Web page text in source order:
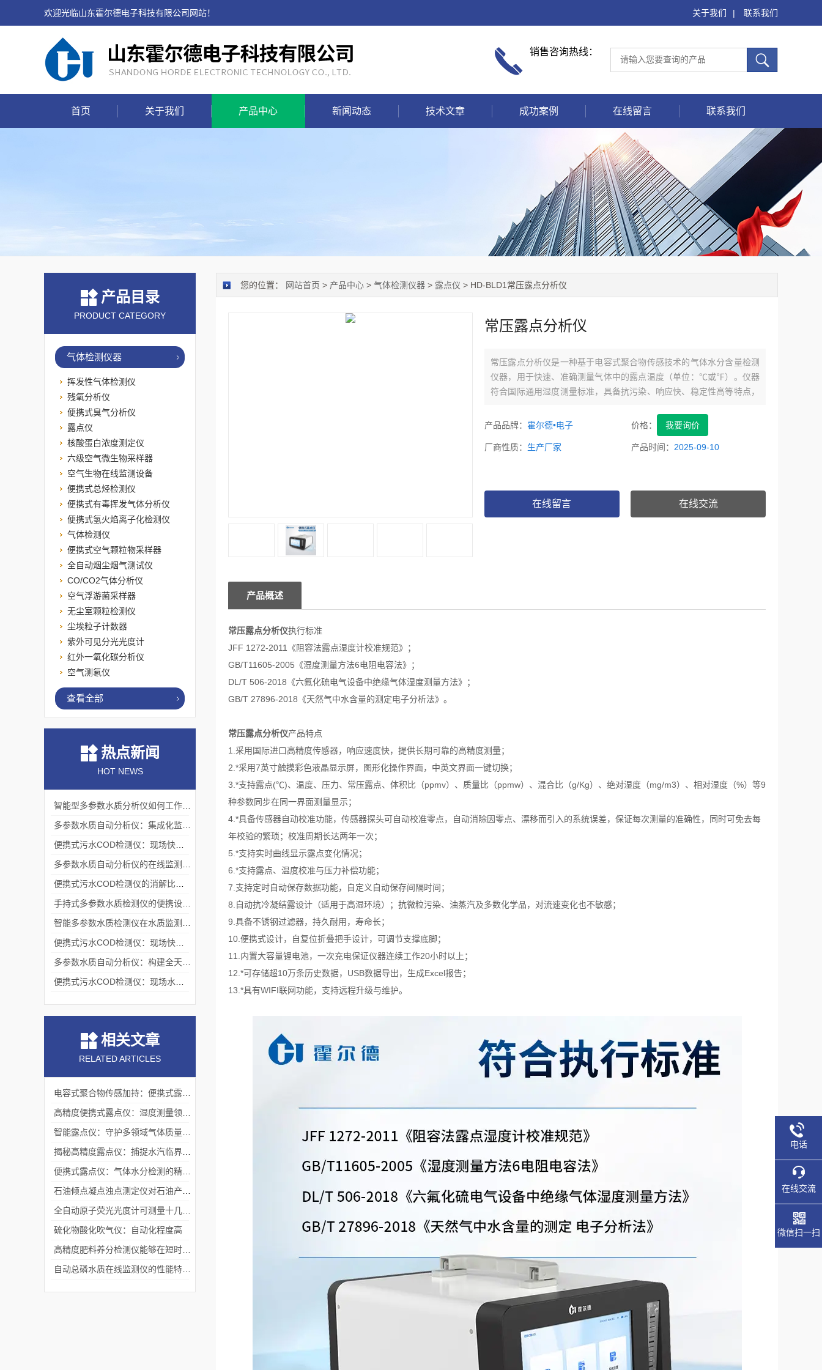
欢迎光临山东霍尔德电子科技有限公司网站！ 关于我们 | 联系我们
销售咨询热线：
首页 关于我们 产品中心 新闻动态 技术文章 成功案例 在线留言 联系我们
您的位置： 网站首页 > 产品中心 > 气体检测仪器 > 露点仪 > HD-BLD1常压露点分析仪
常压露点分析仪
常压露点分析仪是一种基于电容式聚合物传感技术的气体水分含量检测
仪器，用于快速、准确测量气体中的露点温度（单位：℃或℉）。仪器
符合国际通用湿度测量标准，具备抗污染、响应快、稳定性高等特点，
分、化工流程、磁性材料、电子行业、建材行业及各种混合气体及其它
行业中的各种气体（如氮、氧，氩，氢气等）中露点的快速检测分析。
产品品牌： 霍尔德•电子 价格： 我要询价
厂商性质： 生产厂家 产品时间： 2025-09-10
在线留言 在线交流
产品概述
常压露点分析仪执行标准
JFF 1272-2011《阻容法露点湿度计校准规范》；
GB/T11605-2005《湿度测量方法6电阻电容法》；
DL/T 506-2018《六氟化硫电气设备中绝缘气体湿度测量方法》；
GB/T 27896-2018《天然气中水含量的测定电子分析法》。
常压露点分析仪产品特点
1.采用国际进口高精度传感器，响应速度快，提供长期可靠的高精度测量；
2.*采用7英寸触摸彩色液晶显示屏，图形化操作界面，中英文界面一键切换；
3.*支持露点(℃)、温度、压力、常压露点、体积比（ppmv）、质量比（ppmw）、混合比（g/Kg）、绝对湿度（mg/m3）、相对湿度（%）等9
种参数同步在同一界面测量显示；
4.*具备传感器自动校准功能，传感器探头可自动校准零点，自动消除因零点、漂移而引入的系统误差，保证每次测量的准确性，同时可免去每
年校验的繁琐；校准周期长达两年一次；
5.*支持实时曲线显示露点变化情况；
6.*支持露点、温度校准与压力补偿功能；
7.支持定时自动保存数据功能，自定义自动保存间隔时间；
8.自动抗冷凝结露设计（适用于高湿环境）；抗微粒污染、油蒸汽及多数化学品，对流速变化也不敏感；
9.具备不锈钢过滤器，持久耐用，寿命长；
10.便携式设计，自复位折叠把手设计，可调节支撑底脚；
11.内置大容量锂电池，一次充电保证仪器连续工作20小时以上；
12.*可存储超10万条历史数据，USB数据导出，生成Excel报告；
13.*具有WIFI联网功能，支持远程升级与维护。
产品目录
PRODUCT CATEGORY
气体检测仪器
挥发性气体检测仪
残氧分析仪
便携式臭气分析仪
露点仪
核酸蛋白浓度测定仪
六级空气微生物采样器
空气生物在线监测设备
便携式总烃检测仪
便携式有毒挥发气体分析仪
便携式氢火焰离子化检测仪
气体检测仪
便携式空气颗粒物采样器
全自动烟尘烟气测试仪
CO/CO2气体分析仪
空气浮游菌采样器
无尘室颗粒检测仪
尘埃粒子计数器
紫外可见分光光度计
红外一氧化碳分析仪
空气测氡仪
查看全部
热点新闻
HOT NEWS
相关文章
RELATED ARTICLES
硫化物酸化吹气仪：自动化程度高
电话
在线交流
微信扫一扫